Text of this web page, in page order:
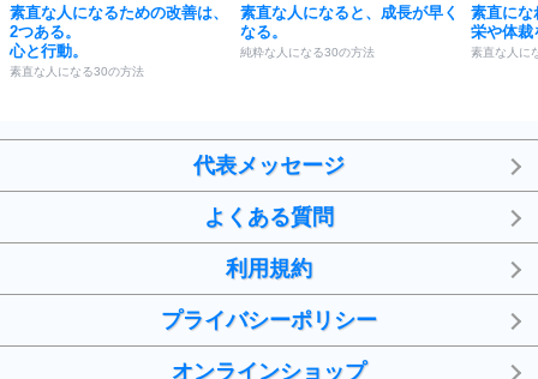
素直な人になるための改善は、
2つある。
心と行動。
素直な人になる30の方法
素直な人になると、成長が早く
なる。
純粋な人になる30の方法
素直にな
栄や体裁
素直な人に
代表メッセージ
よくある質問
利用規約
プライバシーポリシー
オンラインショップ